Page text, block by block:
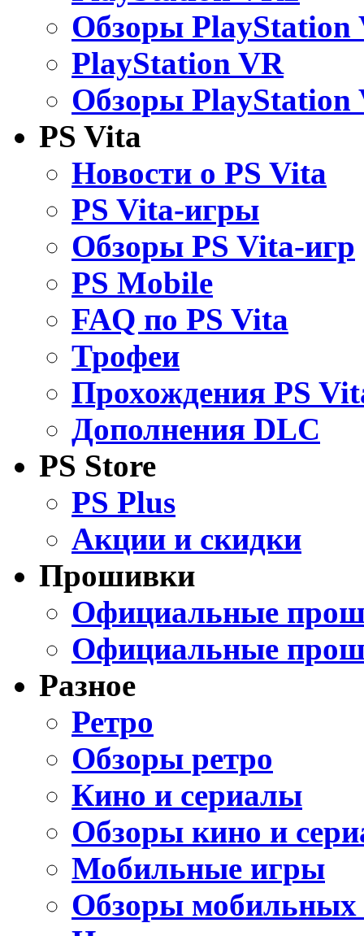
Обзоры PlayStation
PlayStation VR
Обзоры PlayStation
PS Vita
Новости о PS Vita
PS Vita-игры
Обзоры PS Vita-игр
PS Mobile
FAQ по PS Vita
Трофеи
Прохождения PS
Дополнения DLC
PS Store
PS Plus
Акции и скидки
Прошивки
Официальные
Официальные
Разное
Ретро
Обзоры ретро
Кино и сериалы
Обзоры кино и
Мобильные игры
Обзоры мобильных